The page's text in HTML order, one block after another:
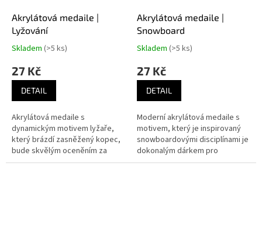
Akrylátová medaile |
Lyžování
Skladem (>5 ks)
27 Kč
DETAIL
Akrylátová medaile s
dynamickým motivem lyžaře,
který brázdí zasněžený kopec,
bude skvělým oceněním za
skvělé výkony na sjezdovce.
Akrylátová medaile |
Snowboard
Skladem (>5 ks)
27 Kč
DETAIL
Moderní akrylátová medaile s
motivem, který je inspirovaný
snowboardovými disciplínami je
dokonalým dárkem pro
fanoušky a skvělým oceněním